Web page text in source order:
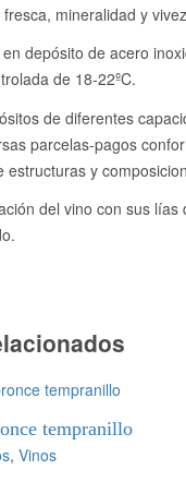
mineralidad y
depósito de acero
de 18-22ºC.
de diferentes
parcelas-pagos
estructuras y
del vino con sus lías
tempranillo
, Vinos